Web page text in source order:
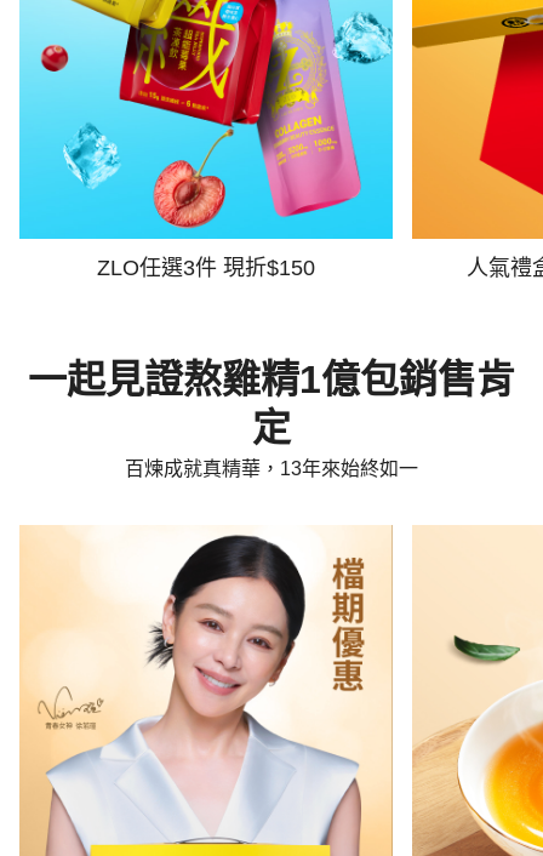
ZLO任選3件 現折$150 人氣禮
一起見證熬雞精1億包銷售肯
定
百煉成就真精華，13年來始終如一